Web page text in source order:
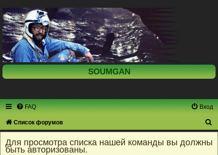
SOUMGAN
FAQ Вход
Список форумов
Для просмотра списка нашей команды вы должны
быть авторизованы.